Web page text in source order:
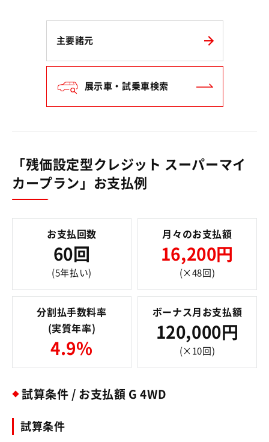
主要諸元
展示車・試乗車検索
「残価設定型クレジット スーパーマイ
カープラン」お支払例
お支払回数
60回
(5年払い)
月々のお支払額
16,200円
(×48回)
分割払手数料率
(実質年率)
4.9%
ボーナス月お支払額
120,000円
(×10回)
試算条件 / お支払額 G 4WD
試算条件